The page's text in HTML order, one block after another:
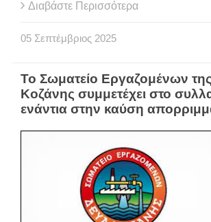
Διαβάστε Περισσότερα
05 Σεπτέμβριος 2025
Το Σωματείο Εργαζομένων
Κοζάνης συμμετέχει στο
ενάντια στην καύση